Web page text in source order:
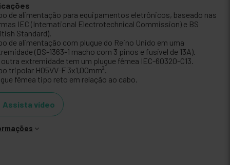
de alimentação para equipamentos eletrônicos, baseado nas
IEC (International Electrotechnical Commission) e BS
Standard).
de alimentação com plugue do Reino Unido em uma
(BS-1363-1 macho com 3 pinos e fusível de 13A).
outra extremidade tem um plugue fêmea IEC-60320-C13.
tripolar H05VV-F 3x1,00mm².
fêmea tipo reto em relação ao cabo.
Assista vídeo